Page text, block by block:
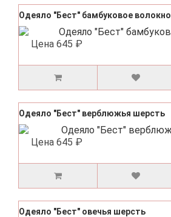
Одеяло "Бест" бамбуковое волокно
Цена 645 ₽
Одеяло "Бест" верблюжья шерсть
Цена 645 ₽
Одеяло "Бест" овечья шерсть